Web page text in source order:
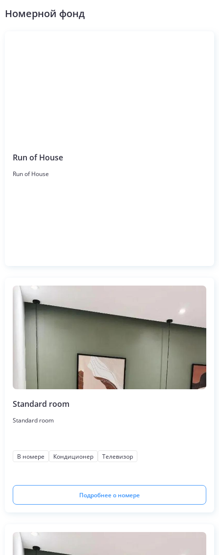
Номерной фонд
Run of House
Run of House
Standard room
Standard room
В номере Кондиционер Телевизор
Подробнее о номере